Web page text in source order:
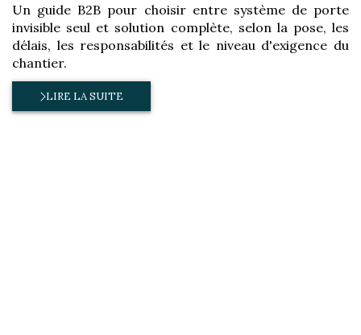
Un guide B2B pour choisir entre système de porte
invisible seul et solution complète, selon la pose, les
délais, les responsabilités et le niveau d'exigence du
chantier.
LIRE LA SUITE